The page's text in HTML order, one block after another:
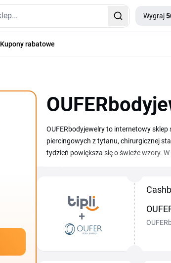
Wygraj
Kupony rabatowe
OUFERbodyjewelry to internetowy
piercingowych z tytanu, chirurgicznej
tydzień powiększa się o świeże wzory.